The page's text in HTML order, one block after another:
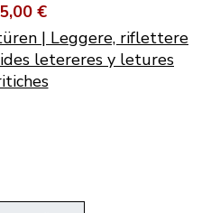
€
| Leggere, riflettere
letereres y letures